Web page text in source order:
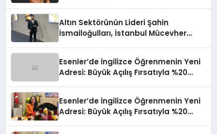
Altın Sektörünün Lideri Şahin
İsmailoğulları, İstanbul Mücevher
Esenler’de İngilizce Öğrenmenin Yeni
Adresi: Büyük Açılış Fırsatıyla %20
Esenler’de İngilizce Öğrenmenin Yeni
Adresi: Büyük Açılış Fırsatıyla %20